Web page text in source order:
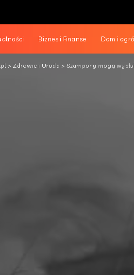
Biznes i Finanse Dom i
> Zdrowie i Uroda > Szampony mogą